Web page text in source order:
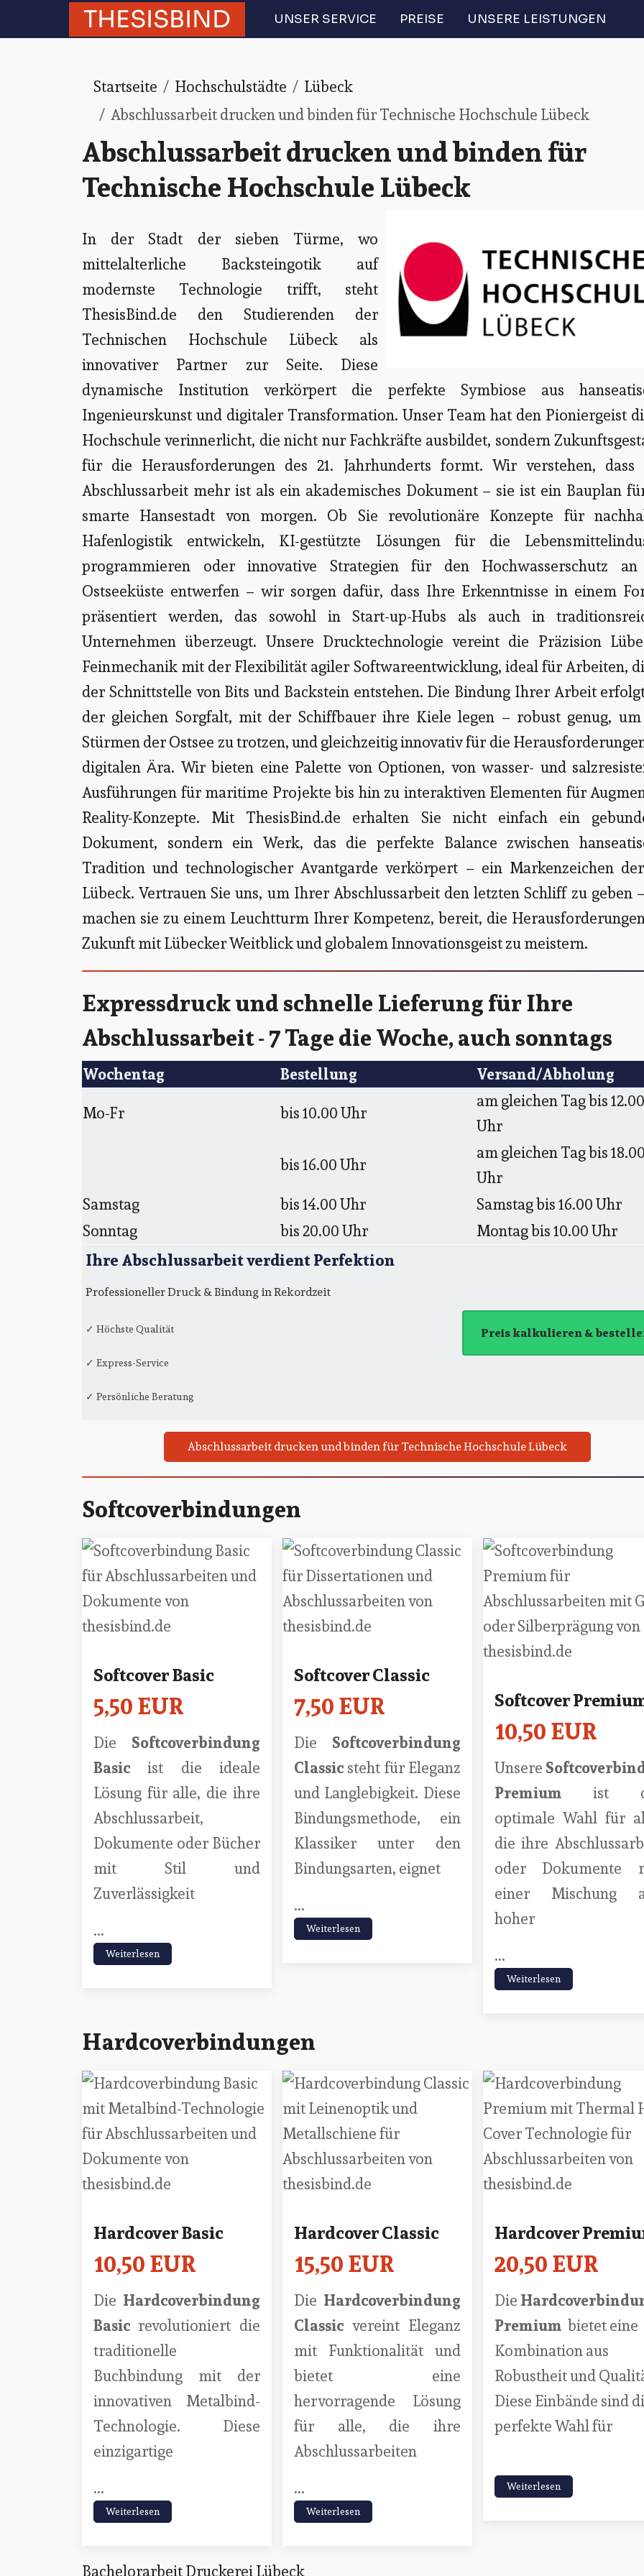
THESISBIND UNSER SERVICE PREISE UNSERE LEISTUNGEN
Startseite Hochschulstädte
Lübeck
Abschlussarbeit drucken und binden für Technische Hochschule Lübeck
Abschlussarbeit drucken und binden für
Technische Hochschule Lübeck
In der Stadt der sieben Türme, wo
mittelalterliche Backsteingotik auf
modernste Technologie trifft, steht
ThesisBind.de den Studierenden der
Technischen Hochschule Lübeck als
innovativer Partner zur Seite. Diese
dynamische Institution verkörpert die perfekte Symbiose aus
Ingenieurskunst und digitaler Transformation. Unser Team hat den Pioniergeist
Hochschule verinnerlicht, die nicht nur Fachkräfte ausbildet, sondern
für die Herausforderungen des 21. Jahrhunderts formt. Wir verstehen,
Abschlussarbeit mehr ist als ein akademisches Dokument – sie ist ein Bauplan
smarte Hansestadt von morgen. Ob Sie revolutionäre Konzepte für
Hafenlogistik entwickeln, KI-gestützte Lösungen für die
programmieren oder innovative Strategien für den Hochwasserschutz
Ostseeküste entwerfen – wir sorgen dafür, dass Ihre Erkenntnisse in einem
präsentiert werden, das sowohl in Start-up-Hubs als auch in
Unternehmen überzeugt. Unsere Drucktechnologie vereint die Präzision
Feinmechanik mit der Flexibilität agiler Softwareentwicklung, ideal für Arbeiten,
der Schnittstelle von Bits und Backstein entstehen. Die Bindung Ihrer Arbeit
der gleichen Sorgfalt, mit der Schiffbauer ihre Kiele legen – robust genug,
Stürmen der Ostsee zu trotzen, und gleichzeitig innovativ für die
digitalen Ära. Wir bieten eine Palette von Optionen, von wasser- und
Ausführungen für maritime Projekte bis hin zu interaktiven Elementen für
Reality-Konzepte. Mit ThesisBind.de erhalten Sie nicht einfach ein
Dokument, sondern ein Werk, das die perfekte Balance zwischen
Tradition und technologischer Avantgarde verkörpert – ein Markenzeichen
Lübeck. Vertrauen Sie uns, um Ihrer Abschlussarbeit den letzten Schliff zu geben
machen sie zu einem Leuchtturm Ihrer Kompetenz, bereit, die
Zukunft mit Lübecker Weitblick und globalem Innovationsgeist zu meistern.
Expressdruck und schnelle Lieferung für Ihre
Abschlussarbeit - 7 Tage die Woche, auch sonntags
Wochentag Bestellung
Versand/Abholung
Mo-Fr
bis 10.00 Uhr
am gleichen Tag bis 12.00
Uhr
bis 16.00 Uhr
am gleichen Tag bis
Uhr
Samstag
bis 14.00 Uhr
Samstag bis 16.00 Uhr
Sonntag
bis 20.00 Uhr Montag bis 10.00 Uhr
Ihre Abschlussarbeit verdient Perfektion
Professioneller Druck & Bindung in Rekordzeit
✓ Höchste Qualität
✓ Express-Service
✓ Persönliche Beratung
Preis kalkulieren &
Abschlussarbeit drucken und binden für Technische Hochschule Lübeck
Softcoverbindungen
Softcover Basic
5,50 EUR
Die Softcoverbindung
Basic ist die ideale
Lösung für alle, die ihre
Abschlussarbeit,
Dokumente oder Bücher
mit Stil und
Zuverlässigkeit
...
Weiterlesen
Softcover Classic
7,50 EUR
Die Softcoverbindung
Classicsteht für Eleganz
und Langlebigkeit. Diese
Bindungsmethode, ein
Klassiker unter den
Bindungsarten, eignet
...
Weiterlesen
Softcover
10,50 EUR
Unsere
Premium ist
optimale Wahl für
die ihre
oder Dokumente
einer Mischung
hoher
...
Weiterlesen
Hardcoverbindungen
Hardcover Basic
10,50 EUR
Die Hardcoverbindung
Basic revolutioniert die
traditionelle
Buchbindung mit der
innovativen Metalbind-
Technologie. Diese
einzigartige
...
Weiterlesen
Hardcover Classic
15,50 EUR
Die Hardcoverbindung
Classicvereint Eleganz
mit Funktionalität und
bietet eine
hervorragende Lösung
für alle, die ihre
Abschlussarbeiten
...
Weiterlesen
Hardcover
20,50 EUR
Die
Premium bietet eine
Kombination aus
Robustheit und
Diese Einbände sind
perfekte Wahl für
Weiterlesen